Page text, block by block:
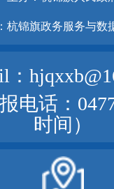
杭锦旗政务服务与数
：
电话：
时间）